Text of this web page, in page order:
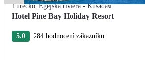
Turecko,Egejská riviéra - Kusadasi
Hotel Pine Bay Holiday Resort
5.0 284 hodnocení zákazníků